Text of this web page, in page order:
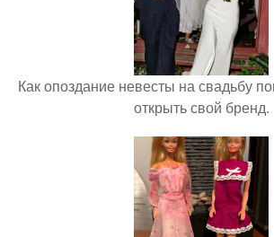
Как опоздание невесты на свадьбу
открыть свой бренд.